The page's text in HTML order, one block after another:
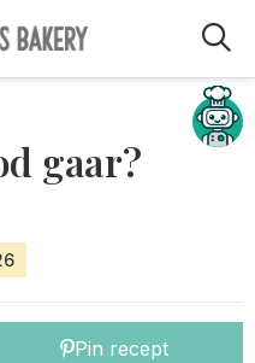
gaar?
Pin recept